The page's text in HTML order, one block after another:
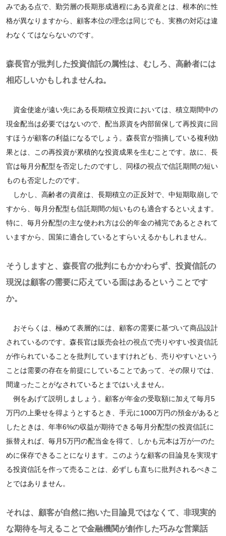
みである点で、勤労層の長期形成過程にある資産とは、根本的に性
格が異なりますから、顧客本位の理念は同じでも、実務の対応は違
わなくてはならないのです。
森長官が批判した投資信託の属性は、むしろ、高齢者には
相応しいかもしれませんね。
資金使途が遠い先にある長期積立投資においては、積立期間中の
現金配当は必要ではないので、配当原資を内部留保して再投資に回
すほうが顧客の利益になるでしょう。森長官が指摘している複利効
果とは、この再投資が累積的な投資成果を生むことです。故に、長
官は毎月分配型を否定したのですし、同様の視点で信託期間の短い
ものも否定したのです。
しかし、高齢者の資産は、長期積立の正反対で、中短期取崩しで
すから、毎月分配型も信託期間の短いものも適合するといえます。
特に、毎月分配型の主な使われ方は公的年金の補完であるとされて
いますから、国策に適合しているとすらいえるかもしれません。
そうしますと、森長官の批判にもかかわらず、投資信託の
現況は顧客の需要に応えている面はあるということです
か。
おそらくは、極めて表層的には、顧客の需要に基づいて商品設計
されているのです。森長官は販売会社の視点で売りやすい投資信託
が作られていることを批判していますけれども、売りやすいという
ことは需要の存在を前提にしていることであって、その限りでは、
間違ったことがなされているとまではいえません。
例をあげて説明しましょう。顧客が年金の受取額に加えて毎月5
万円の上乗せを得ようとするとき、手元に1000万円の預金があると
したときは、年率6%の収益が期待できる毎月分配型の投資信託に
振替えれば、毎月5万円の配当金を得て、しかも元本は万が一のた
めに保存できることになります。このような顧客の目論見を実現す
る投資信託を作って売ることは、必ずしも直ちに批判されるべきこ
とではありません。
それは、顧客が自然に抱いた目論見ではなくて、非現実的
な期待を与えることで金融機関が創作した巧みな営業話